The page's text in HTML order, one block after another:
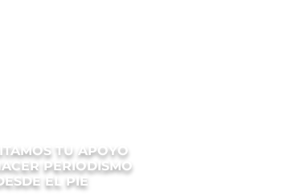
TU APOYO
PERIODISMO
EL PIE